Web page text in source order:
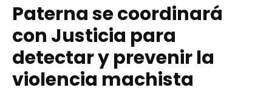
Paterna se coordinará
con Justicia para
detectar y prevenir la
violencia machista